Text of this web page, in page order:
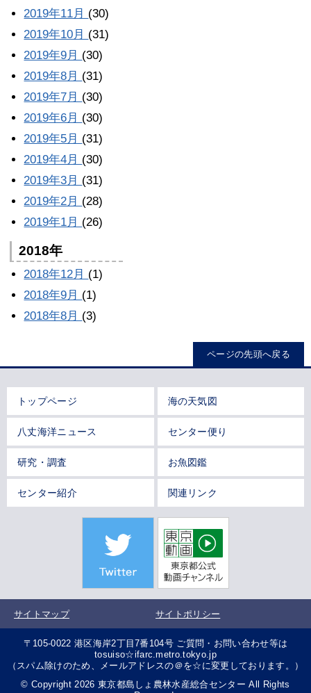
2019年11月 (30)
2019年10月 (31)
2019年9月 (30)
2019年8月 (31)
2019年7月 (30)
2019年6月 (30)
2019年5月 (31)
2019年4月 (30)
2019年3月 (31)
2019年2月 (28)
2019年1月 (26)
2018年
2018年12月 (1)
2018年9月 (1)
2018年8月 (3)
ページの先頭へ戻る
トップページ 海の天気図
八丈海洋ニュース センター便り
研究・調査 お魚図鑑
センター紹介 関連リンク
サイトマップ サイトポリシー
〒105-0022 港区海岸2丁目7番104号 ご質問・お問い合わせ等は
tosuiso☆ifarc.metro.tokyo.jp
（スパム除けのため、メールアドレスの＠を☆に変更しております。）
© Copyright 2026 東京都島しょ農林水産総合センター All Rights